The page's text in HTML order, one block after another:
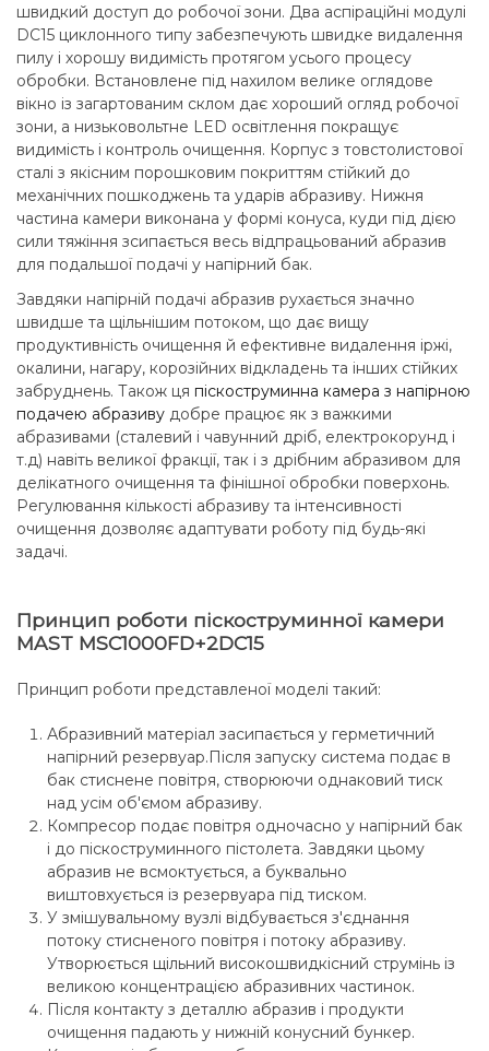
швидкий доступ до робочої зони. Два аспіраційні модулі
DC15 циклонного типу забезпечують швидке видалення
пилу і хорошу видимість протягом усього процесу
обробки. Встановлене під нахилом велике оглядове
вікно із загартованим склом дає хороший огляд робочої
зони, а низьковольтне LED освітлення покращує
видимість і контроль очищення. Корпус з товстолистової
сталі з якісним порошковим покриттям стійкий до
механічних пошкоджень та ударів абразиву. Нижня
частина камери виконана у формі конуса, куди під дією
сили тяжіння зсипається весь відпрацьований абразив
для подальшої подачі у напірний бак.
Завдяки напірній подачі абразив рухається значно
швидше та щільнішим потоком, що дає вищу
продуктивність очищення й ефективне видалення іржі,
окалини, нагару, корозійних відкладень та інших стійких
забруднень. Також ця піскоструминна камера з напірною
подачею абразиву добре працює як з важкими
абразивами (сталевий і чавунний дріб, електрокорунд і
т.д) навіть великої фракції, так і з дрібним абразивом для
делікатного очищення та фінішної обробки поверхонь.
Регулювання кількості абразиву та інтенсивності
очищення дозволяє адаптувати роботу під будь-які
задачі.
Принцип роботи піскоструминної камери
MAST MSC1000FD+2DC15
Принцип роботи представленої моделі такий:
Абразивний матеріал засипається у герметичний
напірний резервуар.Після запуску система подає в
бак стиснене повітря, створюючи однаковий тиск
над усім об'ємом абразиву.
Компресор подає повітря одночасно у напірний бак
і до піскоструминного пістолета. Завдяки цьому
абразив не всмоктується, а буквально
виштовхується із резервуара під тиском.
У змішувальному вузлі відбувається з'єднання
потоку стисненого повітря і потоку абразиву.
Утворюється щільний високошвидкісний струмінь із
великою концентрацією абразивних частинок.
Після контакту з деталлю абразив і продукти
очищення падають у нижній конусний бункер.